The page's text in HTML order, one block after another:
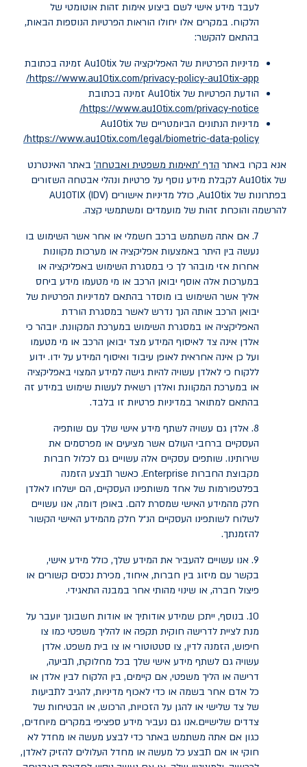
לעבד מידע אישי לשם ביצוע אימות זהות אוטומטי של
הלקוח. במקרים אלו יחולו הוראות הפרטיות הנוספות הבאות,
בהתאם להקשר:
מדיניות הפרטיות של האפליקציה של Au10tix זמינה בכתובת
https://www.au10tix.com/privacy-policy-au10tix-app/
הודעת הפרטיות של Au10tix זמינה בכתובת
https://www.au10tix.com/privacy-notice/
מדיניות הנתונים הביומטריים של Au10tix
https://www.au10tix.com/legal/biometric-data-policy/
אנא בקרו באתר הדף 'תאימות משפטית ואבטחה' באתר האינטרנט
של Au10tix לקבלת מידע נוסף על פרטיות ונהלי אבטחה השזורים
בפתרונות של Au10tix, כולל מדיניות אישורים AU10TIX (IDV)
להרשמה והוכחת זהות של מועמדים ומשתמשי קצה.
7. אם אתה משתמש ברכב חשמלי או אחר אשר השימוש בו
נעשה בין היתר באמצעות אפליקציה או מערכות מקוונות
אחרות אזי מובהר לך כי במסגרת השימוש באפליקציה או
במערכות אלה אוסף יבואן הרכב או מי מטעמו מידע ביחס
אליך אשר השימוש בו מוסדר בהתאם למדיניות הפרטיות של
יבואן הרכב אותה הנך נדרש לאשר במסגרת הורדת
האפליקציה או במסגרת השימוש במערכת המקוונת. יובהר כי
אלדן אינה צד לאיסוף המידע מצד יבואן הרכב או מי מטעמו
ועל כן אינה אחראית לאופן עיבוד ואיסוף המידע על ידו. ידוע
ללקוח כי לאלדן עשויה להיות גישה למידע המצוי באפליקציה
או במערכת המקוונת ואלדן רשאית לעשות שימוש במידע זה
בהתאם למתואר במדיניות פרטיות זו בלבד.
8. אלדן גם עשויה לשתף מידע אישי שלך עם שותפיה
העסקיים ברחבי העולם אשר מציעים או מפרסמים את
שירותינו. שותפים עסקיים אלה עשויים גם לכלול חברות
מקבוצת החברות Enterprise. כאשר תבצע הזמנה
בפלטפורמות של אחד משותפינו העסקיים, הם ישלחו לאלדן
חלק מהמידע האישי שמסרת להם. באופן דומה, אנו עשויים
לשלוח לשותפינו העסקיים הנ״ל חלק מהמידע האישי הקשור
להזמנתך.
9. אנו עשויים להעביר את המידע שלך, כולל מידע אישי,
בקשר עם מיזוג בין חברות, איחוד, מכירת נכסים קשורים או
פיצול חברה, או שינוי מהותי אחר במבנה התאגידי.
10. בנוסף, ייתכן שמידע אודותיך או אודות חשבונך יועבר על
מנת לציית לדרישה חוקית תקפה או להליך משפטי כמו צו
חיפוש, הזמנה לדין, צו סטטוטורי או צו בית משפט. אלדן
עשויה גם לשתף מידע אישי שלך בכל מחלוקת, תביעה,
דרישה או הליך משפטי, אם קיימים, בין הלקוח לבין אלדן או
כל אדם אחר בשמה או כדי לאכוף מדיניות, להגיב לתביעות
של צד שלישי או להגן על הזכויות, הרכוש, או הבטיחות של
צדדים שלישיים.אנו גם נעביר מידע ספציפי במקרים מיוחדים,
כגון אם אתה משתמש באתר כדי לבצע מעשה או מחדל לא
חוקי או אם תבצע כל מעשה או מחדל העלולים להזיק לאלדן,